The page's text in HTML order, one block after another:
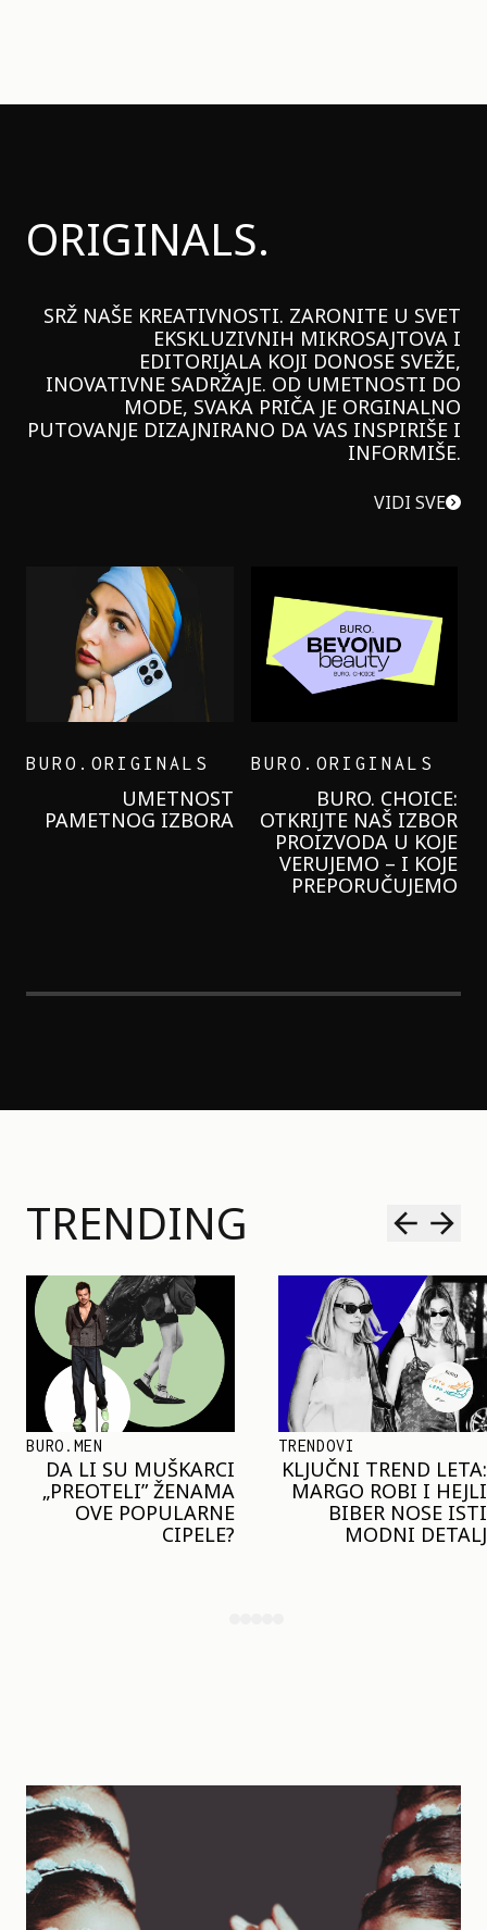
ORIGINALS.
SRŽ NAŠE KREATIVNOSTI. ZARONITE U SVET
EKSKLUZIVNIH MIKROSAJTOVA I
EDITORIJALA KOJI DONOSE SVEŽE,
INOVATIVNE SADRŽAJE. OD UMETNOSTI DO
MODE, SVAKA PRIČA JE ORGINALNO
PUTOVANJE DIZAJNIRANO DA VAS INSPIRIŠE I
INFORMIŠE.
VIDI SVE
GARNIER KREMU I
NIKADA NIŠTA
LAGANIJE NISAM
KORISTILA
TRENDING
TRENDOVI
KLJUČNI TREND LETA:
MARGO ROBI I HEJLI
BIBER NOSE ISTI
MODNI DETALJ
SHOPPING
JOŠ JE RANO ZA JAKNE
– ALI U RESERVED JE
STIGAO MODEL KOJI
ĆE BITI VELIKI TREND